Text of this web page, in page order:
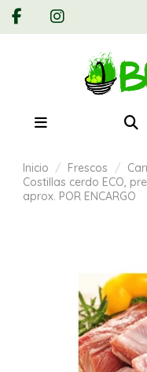
Inicio Frescos
Costillas cerdo ECO,
aprox. POR ENCARGO